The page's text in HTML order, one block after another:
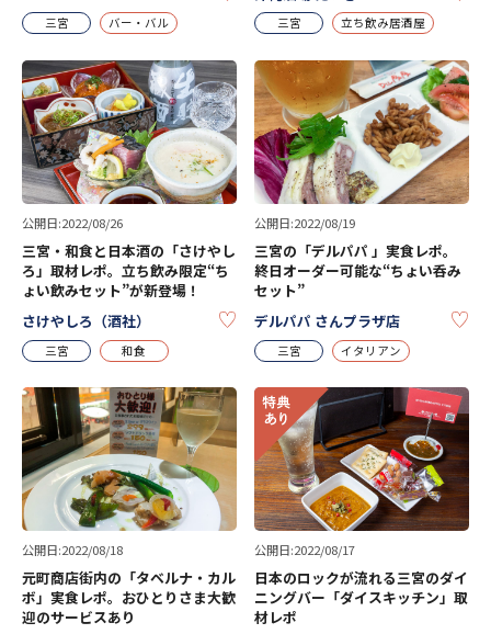
三宮 バー・バル 三宮 立ち飲み居酒屋
公開日:2022/08/26
三宮・和食と日本酒の「さけやし
ろ」取材レポ。立ち飲み限定“ち
ょい飲みセット”が新登場！
さけやしろ（酒社）
KEEP
三宮 和食
公開日:2022/08/19
三宮の「デルパパ 」実食レポ。
終日オーダー可能な“ちょい呑み
セット”
デルパパ さんプラザ店
三宮 イタリアン
公開日:2022/08/18
元町商店街内の「タベルナ・カル
ボ」実食レポ。おひとりさま大歓
迎のサービスあり
公開日:2022/08/17
日本のロックが流れる三宮のダイ
ニングバー「ダイスキッチン」取
材レポ